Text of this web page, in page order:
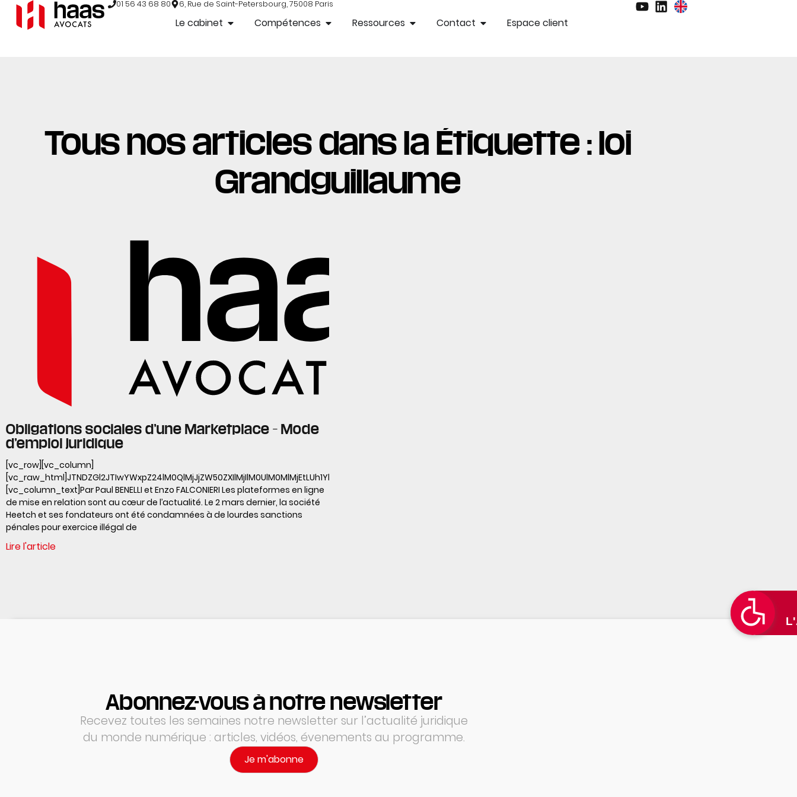
01 56 43 68 80 6, Rue de Saint-Petersbourg, 75008 Paris
Le cabinet Compétences Ressources Contact Espace client
Tous nos articles dans la Étiquette : loi
Grandguillaume
Obligations sociales d’une Marketplace – Mode
d’emploi juridique
[vc_row][vc_column]
[vc_column_text]Par Paul BENELLI et Enzo FALCONIERI Les plateformes en ligne
de mise en relation sont au cœur de l’actualité. Le 2 mars dernier, la société
Heetch et ses fondateurs ont été condamnées à de lourdes sanctions
pénales pour exercice illégal de
Lire l'article
Abonnez-vous à notre newsletter
Recevez toutes les semaines notre newsletter sur l’actualité juridique
du monde numérique : articles, vidéos, évenements au programme.
Je m'abonne